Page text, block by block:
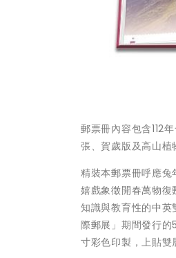
郵票冊內容包含112
張、賀歲版及高山植
精裝本郵票冊呼應
嬉戲象徵開春萬物
知識與教育性的中
際郵展」期間發行
寸彩色印製，上貼雙